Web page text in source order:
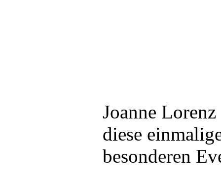
Joanne
diese
besonderen